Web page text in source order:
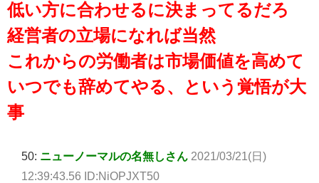
低い方に合わせるに決まってるだろ
経営者の立場になれば当然
これからの労働者は市場価値を高めて
いつでも辞めてやる、という覚悟が大
事
50: ニューノーマルの名無しさん 2021/03/21(日)
12:39:43.56 ID:NiOPJXT50